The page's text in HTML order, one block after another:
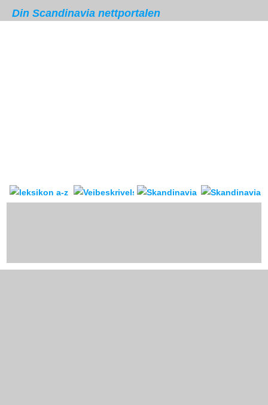
Din Scandinavia nettportalen
Skandinavia leksikonVeibeskrivelse forum &